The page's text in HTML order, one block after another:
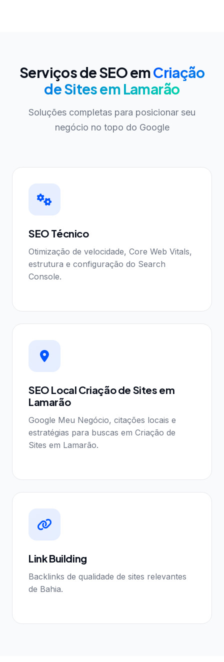
Serviços de SEO emCriação
de Sites em Lamarão
Soluções completas para posicionar seu
negócio no topo do Google
SEO Técnico
Otimização de velocidade, Core Web Vitals,
estrutura e configuração do Search
Console.
SEO Local Criação de Sites em
Lamarão
Google Meu Negócio, citações locais e
estratégias para buscas em Criação de
Sites em Lamarão.
Link Building
Backlinks de qualidade de sites relevantes
de Bahia.